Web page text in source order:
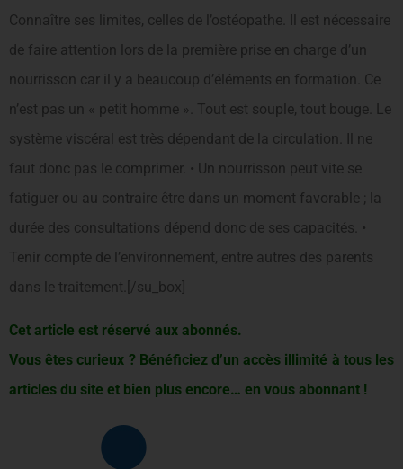
Connaître ses limites, celles de l’ostéopathe. Il est nécessaire
de faire attention lors de la première prise en charge d’un
nourrisson car il y a beaucoup d’éléments en formation. Ce
n’est pas un « petit homme ». Tout est souple, tout bouge. Le
système viscéral est très dépendant de la circulation. Il ne
faut donc pas le comprimer. • Un nourrisson peut vite se
fatiguer ou au contraire être dans un moment favorable ; la
durée des consultations dépend donc de ses capacités. •
Tenir compte de l’environnement, entre autres des parents
dans le traitement.[/su_box]
Cet article est réservé aux abonnés.
Vous êtes curieux ? Bénéficiez d’un accès illimité à tous les
articles du site et bien plus encore… en vous abonnant !